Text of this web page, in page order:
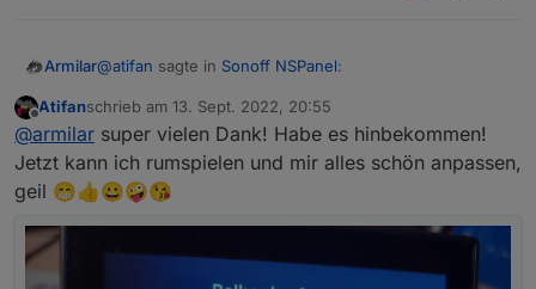
Armilar@atifan sagte in Sonoff NSPanel:
Hallo Leute, ich hänge mich hier mal dran. Hab
seit kurzem auch ein NSPanel und habe bereits
folgendes gemacht:
https://www.youtube.com/watch?
Zunächst einmal herzlich Willkommen
Die Seiten in dem Skript sind alles nur Beispiele. Die
Offline
Atifanschrieb am 13. Sept. 2022, 20:55
zuletzt editiert von
@armilar super vielen Dank! Habe es hinbekommen!
Jetzt kann ich rumspielen und mir alles schön anpassen,
geil 😁👍😀🤪😘